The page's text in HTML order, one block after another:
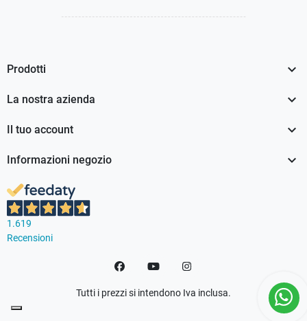
Prodotti 
La nostra azienda 
Il tuo account 
Informazioni negozio 
1.619
Recensioni
Tutti i prezzi si intendono Iva inclusa.